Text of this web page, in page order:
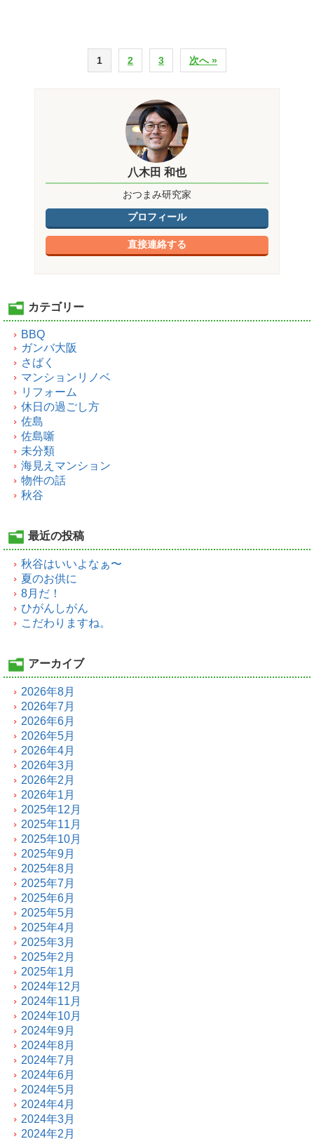
1 2 3 次へ »
八木田 和也
おつまみ研究家
プロフィール
直接連絡する
カテゴリー
BBQ
ガンバ大阪
さばく
マンションリノベ
リフォーム
休日の過ごし方
佐島
佐島噺
未分類
海見えマンション
物件の話
秋谷
最近の投稿
秋谷はいいよなぁ〜
夏のお供に
8月だ！
ひがんしがん
こだわりますね。
アーカイブ
2026年8月
2026年7月
2026年6月
2026年5月
2026年4月
2026年3月
2026年2月
2026年1月
2025年12月
2025年11月
2025年10月
2025年9月
2025年8月
2025年7月
2025年6月
2025年5月
2025年4月
2025年3月
2025年2月
2025年1月
2024年12月
2024年11月
2024年10月
2024年9月
2024年8月
2024年7月
2024年6月
2024年5月
2024年4月
2024年3月
2024年2月